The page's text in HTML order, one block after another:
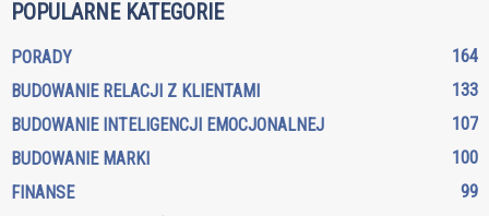
POPULARNE KATEGORIE
PORADY
164
BUDOWANIE RELACJI Z KLIENTAMI
133
BUDOWANIE INTELIGENCJI EMOCJONALNEJ
107
BUDOWANIE MARKI
100
FINANSE
99